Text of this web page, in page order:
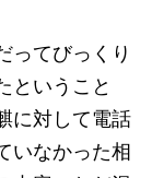
ってびっくり
ということ
に対して電話
いなかった相